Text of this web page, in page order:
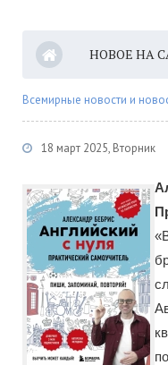
НОВОЕ НА
Всемирные новости и
18 март 2025, Вторник